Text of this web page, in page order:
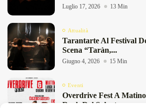
Luglio 17, 2026 13 Min
Attualità
Tarantarte Al Festival
Scena “Taràn,...
Giugno 4, 2026 15 Min
Eventi
Overdrive Fest A
Rock Del Salento...